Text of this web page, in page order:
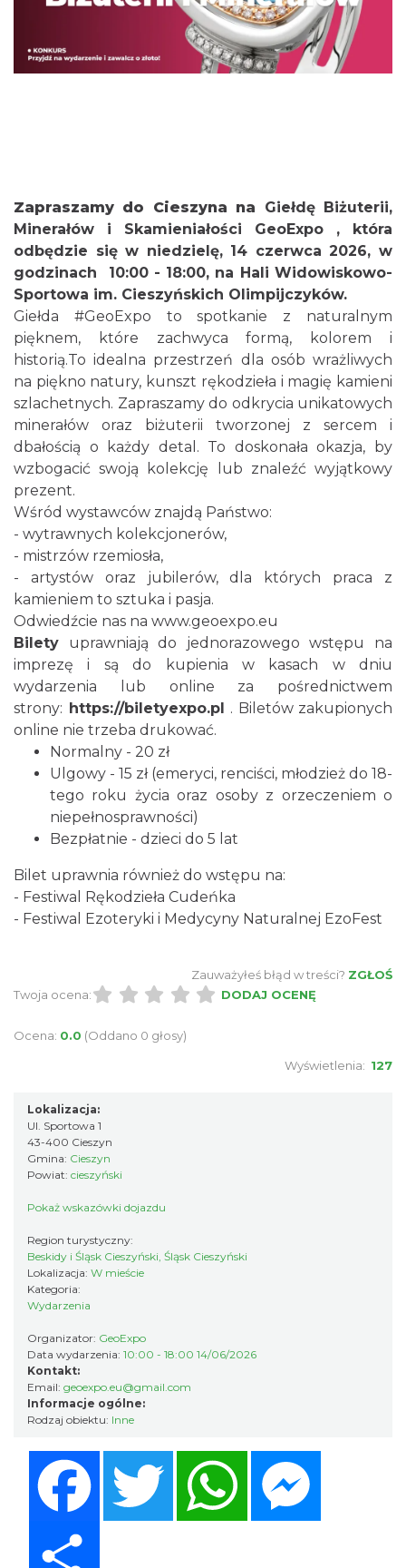
Koncert na głos i organy - Paweł Konik &
Maciej Zakrzewski
Cieszyn
2026-09-06
3.41 km
Cieszyn
3.73 km
Cieszyn
2026-08-16
3.73 km
Cieszyn
3.73 km
Cieszyn
3.81 km
Cieszyn
2026-08-23
3.81 km
Zapraszamy do Cieszyna na Giełdę Biżuterii,
Minerałów i Skamieniałości GeoExpo , która
odbędzie się w niedzielę, 14 czerwca 2026, w
godzinach 10:00 - 18:00, na Hali Widowiskowo-
Sportowa im. Cieszyńskich Olimpijczyków.
Giełda #GeoExpo to spotkanie z naturalnym
pięknem, które zachwyca formą, kolorem i
historią.To idealna przestrzeń dla osób wrażliwych
na piękno natury, kunszt rękodzieła i magię kamieni
szlachetnych. Zapraszamy do odkrycia unikatowych
minerałów oraz biżuterii tworzonej z sercem i
dbałością o każdy detal. To doskonała okazja, by
wzbogacić swoją kolekcję lub znaleźć wyjątkowy
prezent.
Wśród wystawców znajdą Państwo:
- wytrawnych kolekcjonerów,
- mistrzów rzemiosła,
- artystów oraz jubilerów, dla których praca z
kamieniem to sztuka i pasja.
Odwiedźcie nas na www.geoexpo.eu
Bilety uprawniają do jednorazowego wstępu na
imprezę i są do kupienia w kasach w dniu
wydarzenia lub online za pośrednictwem
strony: https://biletyexpo.pl . Biletów zakupionych
online nie trzeba drukować.
Normalny - 20 zł
Ulgowy - 15 zł (emeryci, renciści, młodzież do 18-
tego roku życia oraz osoby z orzeczeniem o
niepełnosprawności)
Bezpłatnie - dzieci do 5 lat
Bilet uprawnia również do wstępu na:
- Festiwal Rękodzieła Cudeńka
- Festiwal Ezoteryki i Medycyny Naturalnej EzoFest
Zauważyłeś błąd w treści? ZGŁOŚ
Twoja ocena:
DODAJ OCENĘ
Ocena: 0.0 (Oddano 0 głosy)
Wyświetlenia: 127
Lokalizacja:
Ul. Sportowa 1
43-400 Cieszyn
Gmina: Cieszyn
Powiat: cieszyński
Pokaż wskazówki dojazdu
Region turystyczny:
Beskidy i Śląsk Cieszyński, Śląsk Cieszyński
Lokalizacja: W mieście
Kategoria:
Wydarzenia
Organizator: GeoExpo
Data wydarzenia: 10:00 - 18:00 14/06/2026
Kontakt:
Email: geoexpo.eu@gmail.com
Informacje ogólne:
Rodzaj obiektu: Inne
Twitter